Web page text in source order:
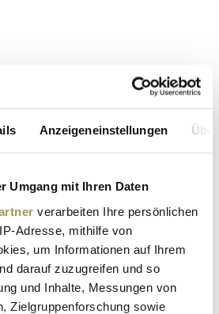
Anzeigeneinstellungen
Umgang mit Ihren Daten
verarbeiten Ihre persönlichen
Adresse, mithilfe von
um Informationen auf Ihrem
darauf zuzugreifen und so
und Inhalte, Messungen von
Zielgruppenforschung sowie